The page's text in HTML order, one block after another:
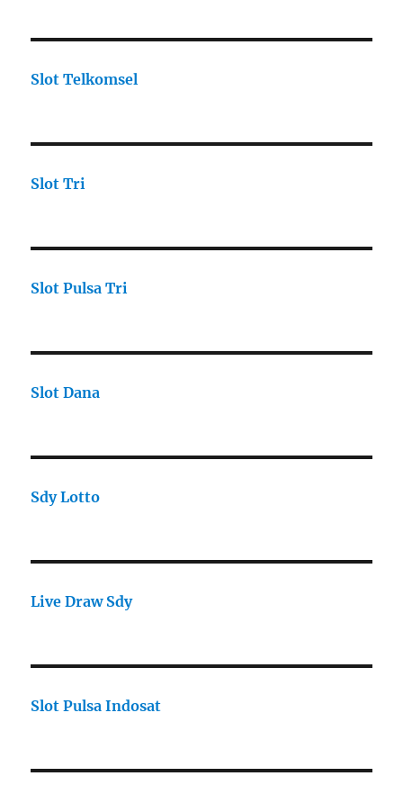
Slot Telkomsel
Slot Tri
Slot Pulsa Tri
Slot Dana
Sdy Lotto
Live Draw Sdy
Slot Pulsa Indosat